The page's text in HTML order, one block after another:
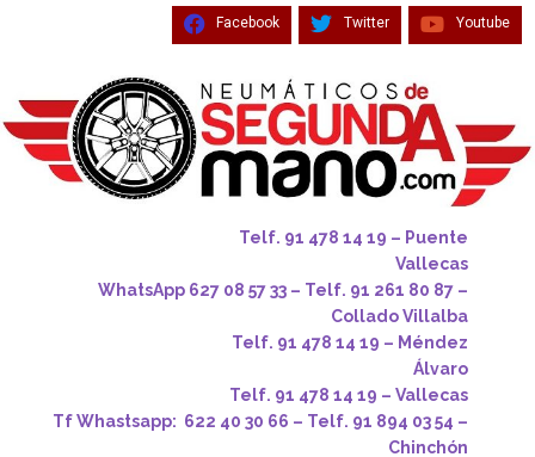
Facebook Twitter Youtube
Telf. 91 478 14 19 – Puente
Vallecas
WhatsApp 627 08 57 33 – Telf. 91 261 80 87 –
Collado Villalba
Telf. 91 478 14 19 – Méndez
Álvaro
Telf. 91 478 14 19 – Vallecas
Tf Whastsapp: 622 40 30 66 – Telf. 91 894 03 54 –
Chinchón